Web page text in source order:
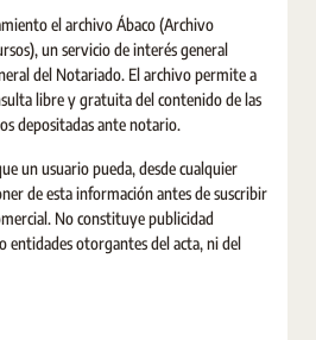
el archivo Ábaco (Archivo
un servicio de interés general
del Notariado. El archivo permite a
libre y gratuita del contenido de las
depositadas ante notario.
un usuario pueda, desde cualquier
de esta información antes de suscribir
No constituye publicidad
entidades otorgantes del acta, ni del